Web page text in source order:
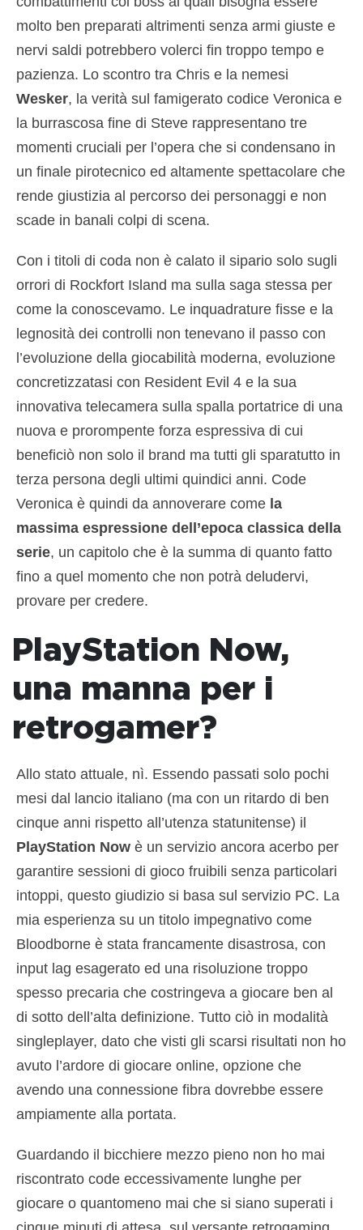
molto ben preparati altrimenti senza armi giuste e
nervi saldi potrebbero volerci fin troppo tempo e
pazienza. Lo scontro tra Chris e la nemesi
Wesker, la verità sul famigerato codice Veronica e
la burrascosa fine di Steve rappresentano tre
momenti cruciali per l’opera che si condensano in
un finale pirotecnico ed altamente spettacolare che
rende giustizia al percorso dei personaggi e non
scade in banali colpi di scena.
Con i titoli di coda non è calato il sipario solo sugli
orrori di Rockfort Island ma sulla saga stessa per
come la conoscevamo. Le inquadrature fisse e la
legnosità dei controlli non tenevano il passo con
l’evoluzione della giocabilità moderna, evoluzione
concretizzatasi con Resident Evil 4 e la sua
innovativa telecamera sulla spalla portatrice di una
nuova e prorompente forza espressiva di cui
beneficiò non solo il brand ma tutti gli sparatutto in
terza persona degli ultimi quindici anni. Code
Veronica è quindi da annoverare come la
massima espressione dell’epoca classica della
serie, un capitolo che è la summa di quanto fatto
fino a quel momento che non potrà deludervi,
provare per credere.
PlayStation Now,
una manna per i
retrogamer?
Allo stato attuale, nì. Essendo passati solo pochi
mesi dal lancio italiano (ma con un ritardo di ben
cinque anni rispetto all’utenza statunitense) il
PlayStation Now è un servizio ancora acerbo per
garantire sessioni di gioco fruibili senza particolari
intoppi, questo giudizio si basa sul servizio PC. La
mia esperienza su un titolo impegnativo come
Bloodborne è stata francamente disastrosa, con
input lag esagerato ed una risoluzione troppo
spesso precaria che costringeva a giocare ben al
di sotto dell’alta definizione. Tutto ciò in modalità
singleplayer, dato che visti gli scarsi risultati non ho
avuto l’ardore di giocare online, opzione che
avendo una connessione fibra dovrebbe essere
ampiamente alla portata.
Guardando il bicchiere mezzo pieno non ho mai
riscontrato code eccessivamente lunghe per
giocare o quantomeno mai che si siano superati i